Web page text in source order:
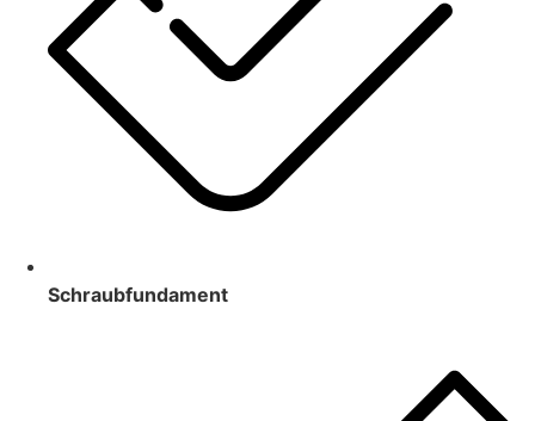
Schraubfundament